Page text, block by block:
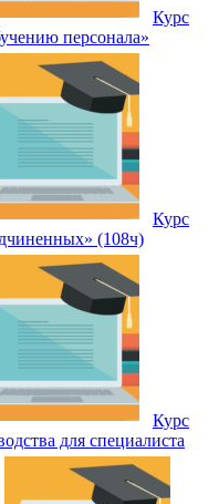
Курс
персонала»
Курс
(108ч)
Курс
для специалиста